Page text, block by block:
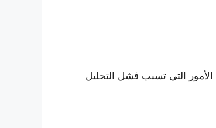
الأمور التي تسبب فشل التحليل